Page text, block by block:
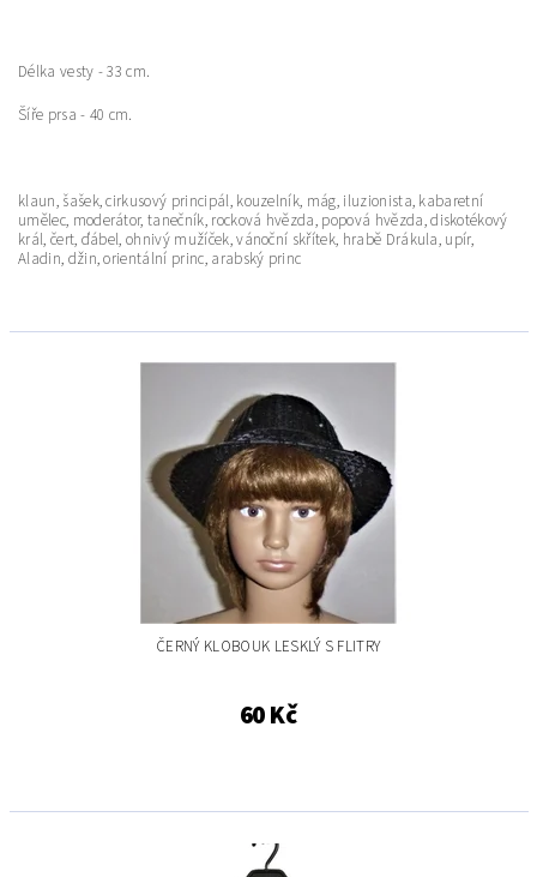
Délka vesty - 33 cm.
Šíře prsa - 40 cm.
klaun, šašek, cirkusový principál, kouzelník, mág, iluzionista, kabaretní
umělec, moderátor, tanečník, rocková hvězda, popová hvězda, diskotékový
král, čert, ďábel, ohnivý mužíček, vánoční skřítek, hrabě Drákula, upír,
Aladin, džin, orientální princ, arabský princ
ČERNÝ KLOBOUK LESKLÝ S FLITRY
60 Kč